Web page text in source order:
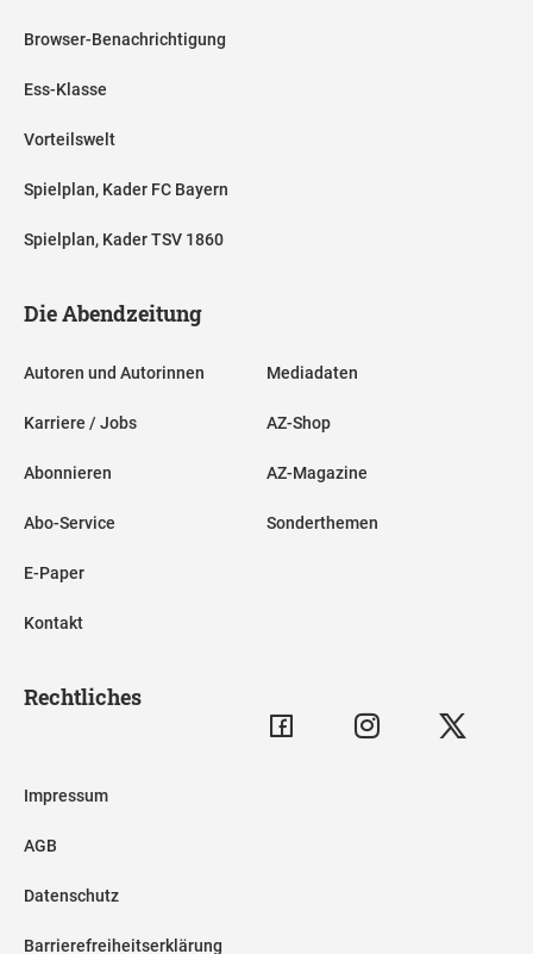
Browser-Benachrichtigung
Ess-Klasse
Vorteilswelt
Spielplan, Kader FC Bayern
Spielplan, Kader TSV 1860
Die Abendzeitung
Autoren und Autorinnen
Karriere / Jobs
Abonnieren
Abo-Service
E-Paper
Kontakt
Mediadaten
AZ-Shop
AZ-Magazine
Sonderthemen
Rechtliches
Impressum
AGB
Datenschutz
Barrierefreiheitserklärung